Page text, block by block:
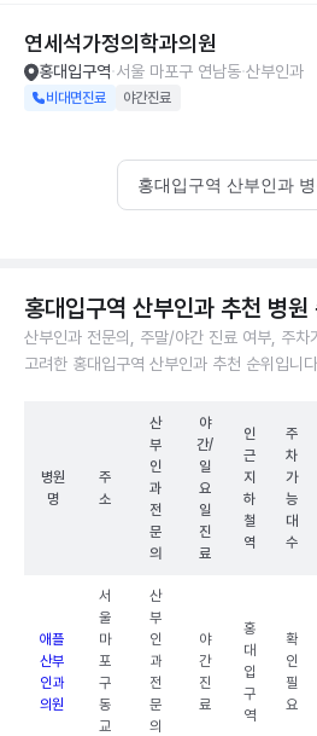
연세석가정의학과의원
홍대입구역 서울 마포구 연남동 산부인과
비대면진료 야간진료
홍대입구역 산부인과
홍대입구역 산부인과 추천 병
산부인과 전문의, 주말/야간 진료 여부, 주차
고려한 홍대입구역 산부인과 추천 순위입니
병원
명
주
소
산
부
인
과
전
문
의
야
간/
일
요
일
진
료
인
근
지
하
철
역
주
차
가
능
대
수
애플
산부
인과
의원
서
울
마
포
구
동
교
산
부
인
과
전
문
의
야
간
진
료
홍
대
입
구
역
확
인
필
요